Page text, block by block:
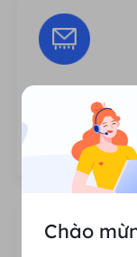
Không có
tần suất gọi
Chào